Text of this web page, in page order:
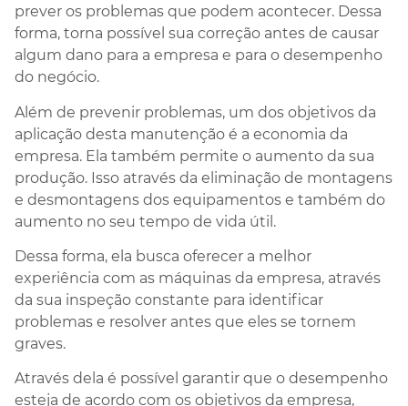
prever os problemas que podem acontecer. Dessa
forma, torna possível sua correção antes de causar
algum dano para a empresa e para o desempenho
do negócio.
Além de prevenir problemas, um dos objetivos da
aplicação desta manutenção é a economia da
empresa. Ela também permite o aumento da sua
produção. Isso através da eliminação de montagens
e desmontagens dos equipamentos e também do
aumento no seu tempo de vida útil.
Dessa forma, ela busca oferecer a melhor
experiência com as máquinas da empresa, através
da sua inspeção constante para identificar
problemas e resolver antes que eles se tornem
graves.
Através dela é possível garantir que o desempenho
esteja de acordo com os objetivos da empresa,